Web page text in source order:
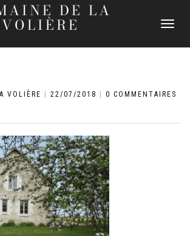
DE LA
VOLIÈRE
DÉPLIER
VOLIÈRE 22/07/2018
0 COMMENTAIRES